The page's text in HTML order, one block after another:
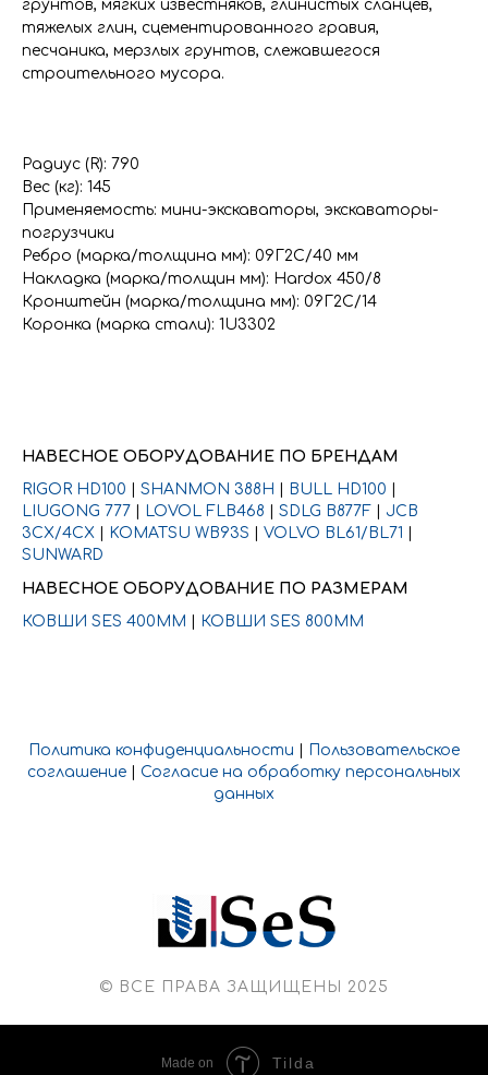
грунтов, мягких известняков, глинистых сланцев,
тяжелых глин, сцементированного гравия,
песчаника, мерзлых грунтов, слежавшегося
строительного мусора.
Радиус (R): 790
Вес (кг): 145
Применяемость: мини-экскаваторы, экскаваторы-
погрузчики
Ребро (марка/толщина мм): 09Г2С/40 мм
Накладка (марка/толщин мм): Hardox 450/8
Кронштейн (марка/толщина мм): 09Г2С/14
Коронка (марка стали): 1U3302
НАВЕСНОЕ ОБОРУДОВАНИЕ ПО БРЕНДАМ
RIGOR HD100
SHANMON 388H BULL HD100
LIUGONG 777
LOVOL FLB468 SDLG B877F
JCB
3CX/4CX
KOMATSU WB93S VOLVO BL61/BL71
SUNWARD
НАВЕСНОЕ ОБОРУДОВАНИЕ ПО РАЗМЕРАМ
КОВШИ SES 400ММ
КОВШИ SES 800ММ
Политика конфиденциальности
Пользовательское
соглашение
Согласие на обработку персональных
данных
© ВСЕ ПРАВА ЗАЩИЩЕНЫ 2025
Made on Tilda